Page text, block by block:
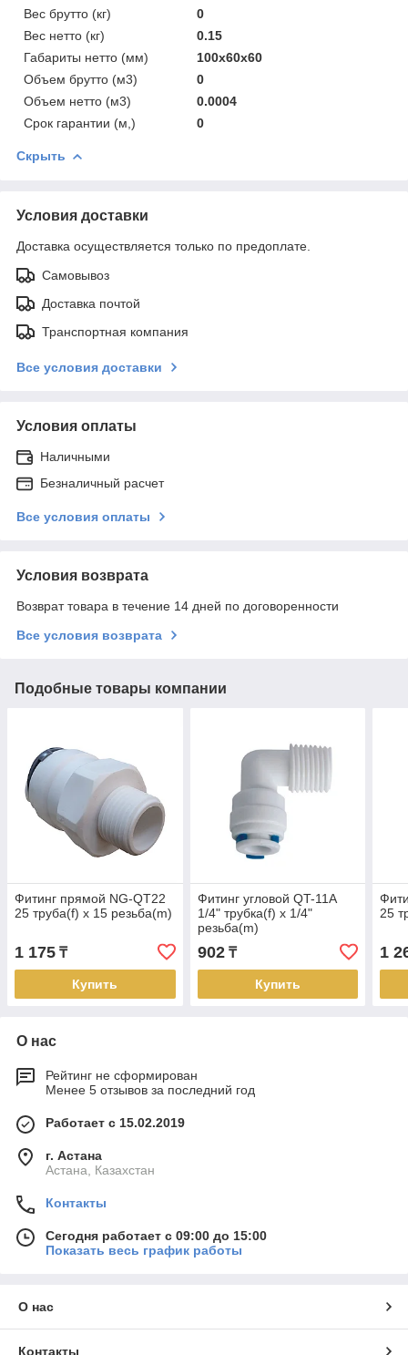
Вес брутто (кг)
0
Вес нетто (кг)
0.15
Габариты нетто (мм)
100x60x60
Объем брутто (м3)
0
Объем нетто (м3)
0.0004
Срок гарантии (м,)
0
Скрыть
Условия доставки
Доставка осуществляется только по предоплате.
Самовывоз
Доставка почтой
Транспортная компания
Все условия доставки
Условия оплаты
Наличными
Безналичный расчет
Все условия оплаты
Условия возврата
Возврат товара в течение 14 дней по договоренности
Все условия возврата
Подобные товары компании
Фитинг прямой NG-QT22
25 труба(f) х 15 резьба(m)
1 175 ₸
Купить
Фитинг угловой QT-11A
1/4" трубка(f) x 1/4"
резьба(m)
902₸
Купить
25
1
О нас
Рейтинг не сформирован
Менее 5 отзывов за последний год
Работает с 15.02.2019
г. Астана
Астана, Казахстан
Контакты
Сегодня работает с 09:00 до 15:00
Показать весь график работы
О нас
Контакты